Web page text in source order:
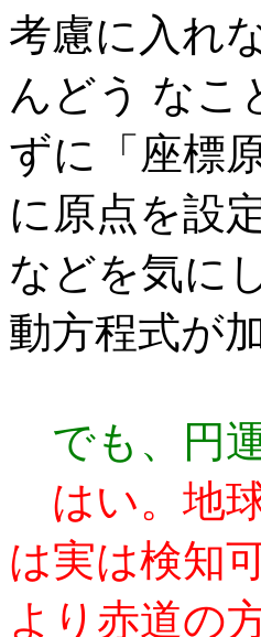
考慮に入れ
んどう なこ
ずに「座標
に原点を設
などを気に
動方程式が
でも、円
はい。地
は実は検知
より赤道の